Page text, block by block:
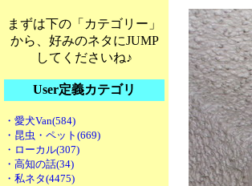
まずは下の「カテゴリー」
から、好みのネタにJUMP
してくださいね♪
User定義カテゴリ
・愛犬Van(584)
・昆虫・ペット(669)
・ローカル(307)
・高知の話(34)
・私ネタ(4475)